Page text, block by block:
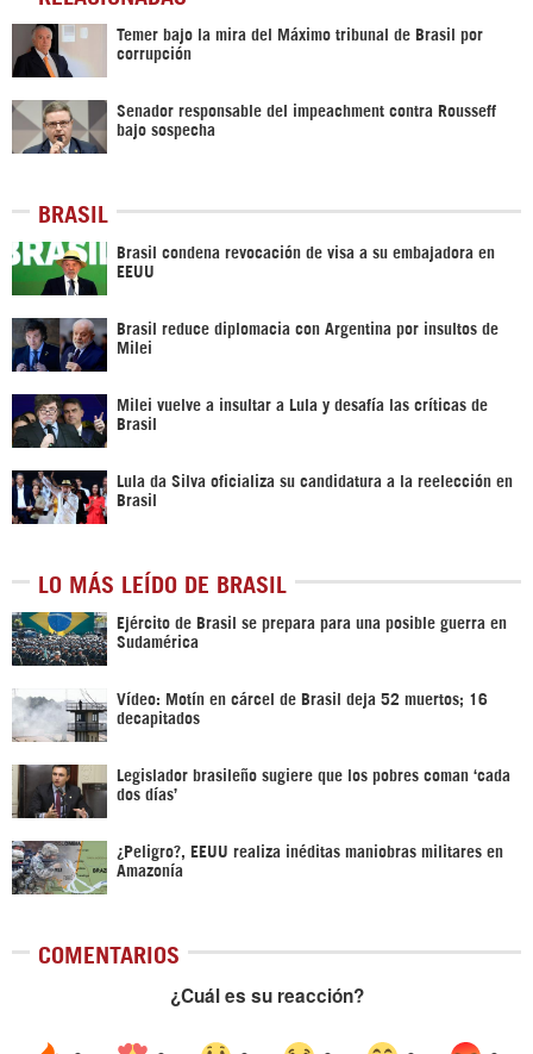
Temer bajo la mira del Máximo tribunal de Brasil por
corrupción
Senador responsable del impeachment contra Rousseff
bajo sospecha
BRASIL
Brasil condena revocación de visa a su embajadora en
EEUU
Brasil reduce diplomacia con Argentina por insultos de
Milei
Milei vuelve a insultar a Lula y desafía las críticas de
Brasil
Lula da Silva oficializa su candidatura a la reelección en
Brasil
LO MÁS LEÍDO DE BRASIL
Ejército de Brasil se prepara para una posible guerra en
Sudamérica
Vídeo: Motín en cárcel de Brasil deja 52 muertos; 16
decapitados
Legislador brasileño sugiere que los pobres coman ‘cada
dos días’
¿Peligro?, EEUU realiza inéditas maniobras militares en
Amazonía
COMENTARIOS